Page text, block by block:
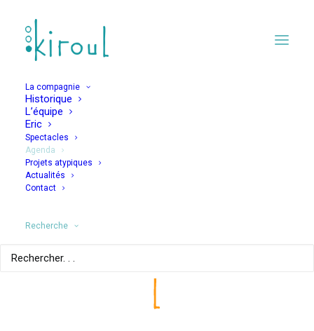
La compagnie
Historique
L’équipe
Eric
Spectacles
Agenda
Projets atypiques
Actualités
Contact
Recherche